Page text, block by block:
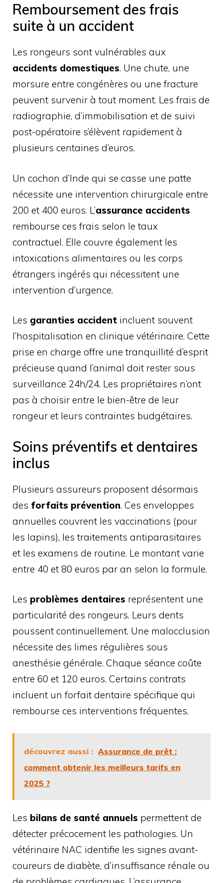
Remboursement des frais
suite à un accident
Les rongeurs sont vulnérables aux
accidents domestiques. Une chute, une
morsure entre congénères ou une fracture
peuvent survenir à tout moment. Les frais de
radiographie, d’immobilisation et de suivi
post-opératoire s’élèvent rapidement à
plusieurs centaines d’euros.
Un cochon d’Inde qui se casse une patte
nécessite une intervention chirurgicale entre
200 et 400 euros. L’assurance accidents
rembourse ces frais selon le taux
contractuel. Elle couvre également les
intoxications alimentaires ou les corps
étrangers ingérés qui nécessitent une
intervention d’urgence.
Les garanties accident incluent souvent
l’hospitalisation en clinique vétérinaire. Cette
prise en charge offre une tranquillité d’esprit
précieuse quand l’animal doit rester sous
surveillance 24h/24. Les propriétaires n’ont
pas à choisir entre le bien-être de leur
rongeur et leurs contraintes budgétaires.
Soins préventifs et dentaires
inclus
Plusieurs assureurs proposent désormais
des forfaits prévention. Ces enveloppes
annuelles couvrent les vaccinations (pour
les lapins), les traitements antiparasitaires
et les examens de routine. Le montant varie
entre 40 et 80 euros par an selon la formule.
Les problèmes dentaires représentent une
particularité des rongeurs. Leurs dents
poussent continuellement. Une malocclusion
nécessite des limes régulières sous
anesthésie générale. Chaque séance coûte
entre 60 et 120 euros. Certains contrats
incluent un forfait dentaire spécifique qui
rembourse ces interventions fréquentes.
découvrez aussi : Assurance de prêt :
comment obtenir les meilleurs tarifs en
2025 ?
Les bilans de santé annuels permettent de
détecter précocement les pathologies. Un
vétérinaire NAC identifie les signes avant-
coureurs de diabète, d’insuffisance rénale ou